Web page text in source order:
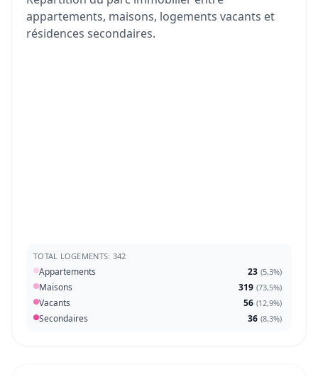
appartements, maisons, logements vacants et
résidences secondaires.
TOTAL LOGEMENTS: 342
Appartements 23 (5,3%)
Maisons 319 (73,5%)
Vacants 56 (12,9%)
Secondaires 36 (8,3%)